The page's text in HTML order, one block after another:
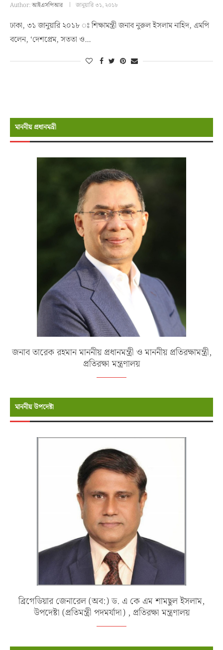
Author:আইএসপিআর জানুয়ারি ৩১, ২০১৮
ঢাকা, ৩১ জানুয়ারি ২০১৮ ঃ শিক্ষামন্ত্রী জনাব নুরুল ইসলাম নাহিদ, এমপি
বলেন, ‘দেশপ্রেম, সততা ও…
মাননীয় প্রধানমন্রী
জনাব তারেক রহমান মাননীয় প্রধানমন্ত্রী ও মাননীয় প্রতিরক্ষামন্ত্রী,
প্রতিরক্ষা মন্ত্রণালয়
মাননীয় উপদেষ্টা
ব্রিগেডিয়ার জেনারেল (অব:) ড. এ কে এম শামছুল ইসলাম,
উপদেষ্টা (প্রতিমন্ত্রী পদমর্যাদা) , প্রতিরক্ষা মন্ত্রণালয়